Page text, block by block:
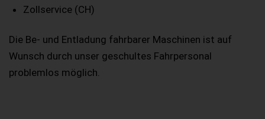
Zollservice (CH)
Die Be- und Entladung fahrbarer Maschinen ist auf
Wunsch durch unser geschultes Fahrpersonal
problemlos möglich.